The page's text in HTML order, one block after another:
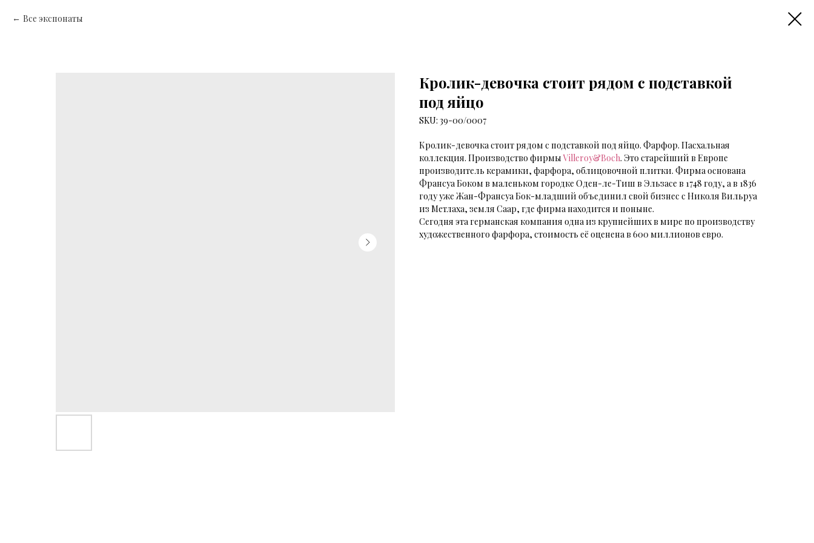
Все экспонаты
Кролик-девочка стоит рядом с подставкой
под яйцо
SKU: 39-00/0007
Кролик-девочка стоит рядом с подставкой под яйцо. Фарфор. Пасхальная
коллекция. Производство фирмыVilleroy&Boch. Это старейший в Европе
производитель керамики, фарфора, облицовочной плитки. Фирма основана
Франсуа Боком в маленьком городке Оден-ле-Тиш в Эльзасе в 1748 году, а в 1836
году уже Жан-Франсуа Бок-младший объединил свой бизнес с Николя Вильруа
из Метлаха, земля Саар, где фирма находится и поныне.
Сегодня эта германская компания одна из крупнейших в мире по производству
художественного фарфора, стоимость её оценена в 600 миллионов евро.